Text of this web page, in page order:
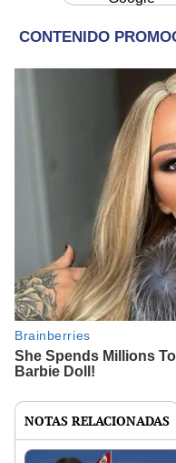
NOTAS RELACIONADAS